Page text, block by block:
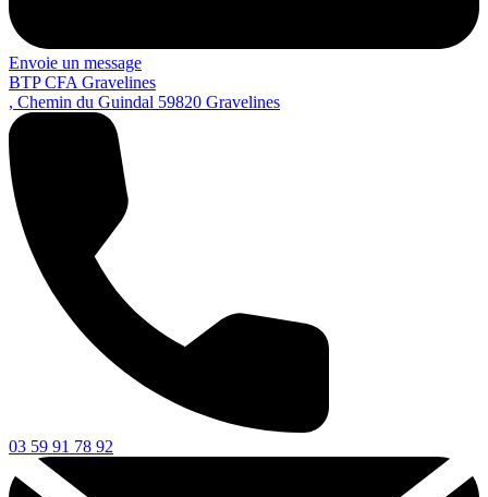
Envoie un message
BTP CFA Gravelines
, Chemin du Guindal 59820 Gravelines
03 59 91 78 92